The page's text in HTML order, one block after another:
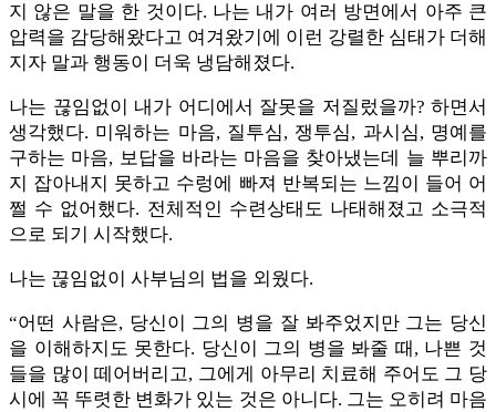
지 않은 말을 한 것이다. 나는 내가 여러 방면에서 아주 큰
압력을 감당해왔다고 여겨왔기에 이런 강렬한 심태가 더해
지자 말과 행동이 더욱 냉담해졌다.
나는 끊임없이 내가 어디에서 잘못을 저질렀을까? 하면서
생각했다. 미워하는 마음, 질투심, 쟁투심, 과시심, 명예를
구하는 마음, 보답을 바라는 마음을 찾아냈는데 늘 뿌리까
지 잡아내지 못하고 수렁에 빠져 반복되는 느낌이 들어 어
쩔 수 없어했다. 전체적인 수련상태도 나태해졌고 소극적
으로 되기 시작했다.
나는 끊임없이 사부님의 법을 외웠다.
“어떤 사람은, 당신이 그의 병을 잘 봐주었지만 그는 당신
을 이해하지도 못한다. 당신이 그의 병을 봐줄 때, 나쁜 것
들을 많이 떼어버리고, 그에게 아무리 치료해 주어도 그 당
시에 꼭 뚜렷한 변화가 있는 것은 아니다. 그는 오히려 마음